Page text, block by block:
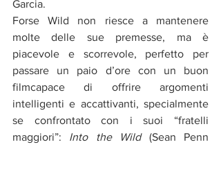
Garcia.
Forse Wild non riesce a mantenere
molte delle sue premesse, ma è
piacevole e scorrevole, perfetto per
passare un paio d’ore con un buon
filmcapace di offrire argomenti
intelligenti e accattivanti, specialmente
se confrontato con i suoi “fratelli
maggiori”: Into the Wild (Sean Penn